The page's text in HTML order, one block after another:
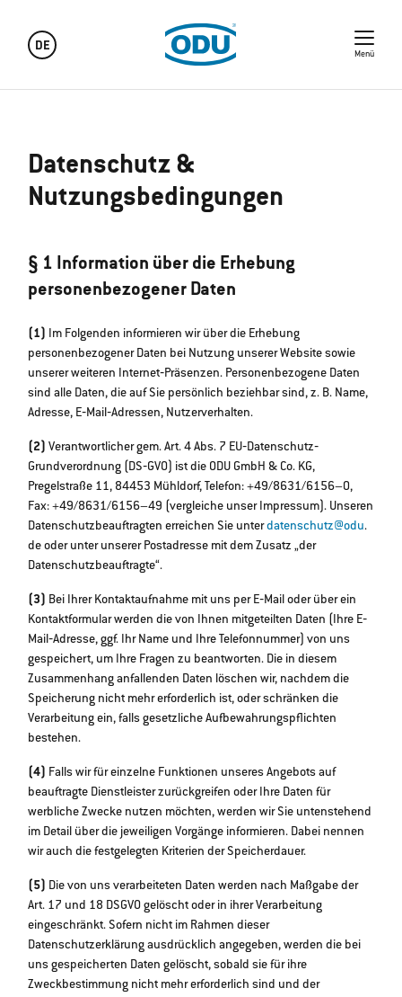
DE
Menü
Datenschutz &
Nutzungsbedingungen
§ 1 Information über die Erhebung
personenbezogener Daten
(1) Im Folgenden informieren wir über die Erhebung
personenbezogener Daten bei Nutzung unserer Website sowie
unserer weiteren Internet‐Präsenzen. Personenbezogene Daten
sind alle Daten, die auf Sie persönlich beziehbar sind, z. B. Name,
Adresse, E‐Mail‐Adressen, Nutzerverhalten.
(2) Verantwortlicher gem. Art. 4 Abs. 7 EU‐Datenschutz‐
Grundverordnung (DS‐GVO) ist die ODU GmbH & Co. KG,
Pregelstraße 11, 84453 Mühldorf, Telefon: +49/8631/6156–0,
Fax: +49/8631/6156–49 (vergleiche unser Impressum). Unseren
Datenschutzbeauftragten erreichen Sie unterdatenschutz@odu.
de oder unter unserer Postadresse mit dem Zusatz „der
Datenschutzbeauftragte“.
(3) Bei Ihrer Kontaktaufnahme mit uns per E‐Mail oder über ein
Kontaktformular werden die von Ihnen mitgeteilten Daten (Ihre E‐
Mail‐Adresse, ggf. Ihr Name und Ihre Telefonnummer) von uns
gespeichert, um Ihre Fragen zu beantworten. Die in diesem
Zusammenhang anfallenden Daten löschen wir, nachdem die
Speicherung nicht mehr erforderlich ist, oder schränken die
Verarbeitung ein, falls gesetzliche Aufbewahrungspflichten
bestehen.
(4) Falls wir für einzelne Funktionen unseres Angebots auf
beauftragte Dienstleister zurückgreifen oder Ihre Daten für
werbliche Zwecke nutzen möchten, werden wir Sie untenstehend
im Detail über die jeweiligen Vorgänge informieren. Dabei nennen
wir auch die festgelegten Kriterien der Speicherdauer.
(5) Die von uns verarbeiteten Daten werden nach Maßgabe der
Art. 17 und 18 DSGVO gelöscht oder in ihrer Verarbeitung
eingeschränkt. Sofern nicht im Rahmen dieser
Datenschutzerklärung ausdrücklich angegeben, werden die bei
uns gespeicherten Daten gelöscht, sobald sie für ihre
Zweckbestimmung nicht mehr erforderlich sind und der